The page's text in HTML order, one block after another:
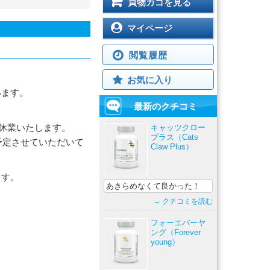
す。
業いたします。
させていただいて
。
買物カゴを見る
マイページ
閲覧履歴
お気に入り
最新のクチコミ
キャッツクロー
プラス（Cats
Claw Plus）
あきらめなくて良かった！
→ クチコミを読む
フォーエバーヤ
ング（Forever
young）